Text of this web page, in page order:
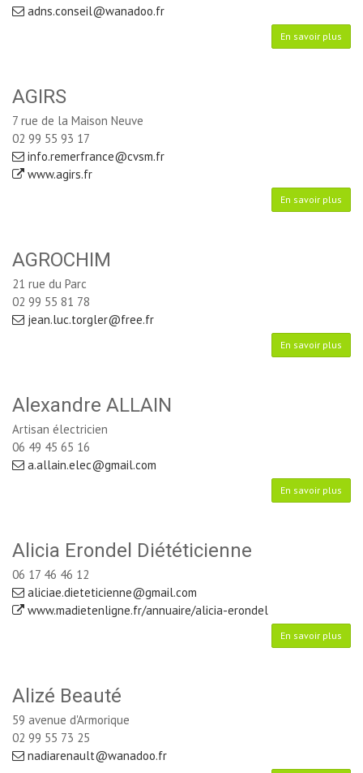
adns.conseil@wanadoo.fr
En savoir plus
AGIRS
7 rue de la Maison Neuve
02 99 55 93 17
info.remerfrance@cvsm.fr
www.agirs.fr
En savoir plus
AGROCHIM
21 rue du Parc
02 99 55 81 78
jean.luc.torgler@free.fr
En savoir plus
Alexandre ALLAIN
Artisan électricien
06 49 45 65 16
a.allain.elec@gmail.com
En savoir plus
Alicia Erondel Diététicienne
06 17 46 46 12
aliciae.dieteticienne@gmail.com
www.madietenligne.fr/annuaire/alicia-erondel
En savoir plus
Alizé Beauté
59 avenue d'Armorique
02 99 55 73 25
nadiarenault@wanadoo.fr